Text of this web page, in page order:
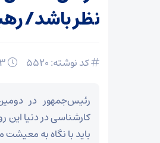
نظر باشد/
کد نوشته: 5520
رئیس‌جمهور در
کارشناسی در دنیا این
باید با نگاه به